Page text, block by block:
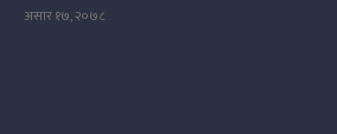
असार १७, २०७८